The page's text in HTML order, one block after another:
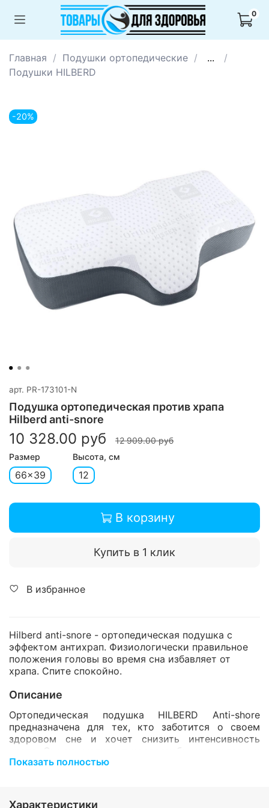
0
Главная Подушки ортопедические
...
Подушки HILBERD
-20%
арт. PR-173101-N
Подушка ортопедическая против храпа
Hilberd anti-snore
10 328.00 руб
12 909.00 руб
Размер
66x39
Высота, см
12
В корзину
Купить в 1 клик
В избранное
Hilberd anti-snore - ортопедическая подушка с
эффектом антихрап. Физиологически правильное
положения головы во время сна избавляет от
храпа. Спите спокойно.
Описание
Ортопедическая подушка HILBERD Anti-shore
предназначена для тех, кто заботится о своем
здоровом сне и хочет снизить интенсивность
храпа. Она нормализует кровоснабжение головы и
шеи и снимает напряжение мышц. Специальная
шеи, поддерживая дыхательные пути открытыми,
Показать полностью
Характеристики